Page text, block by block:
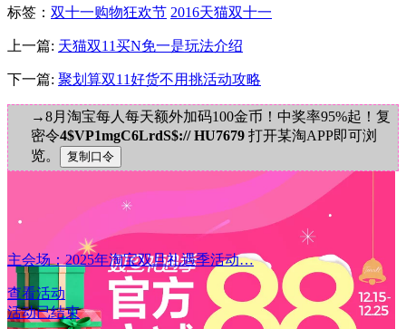
标签 ： 双十一购物狂欢节 2016天猫双十一
上一篇: 天猫双11买N免一是玩法介绍
下一篇: 聚划算双11好货不用挑活动攻略
→8月淘宝每人每天额外加码100金币！中奖率95%起！复
密令4$VP1mgC6LrdS$:// HU7679 打开某淘APP即可浏
览。
主会场：2025年淘宝双旦礼遇季活动…
查看活动
活动已结束